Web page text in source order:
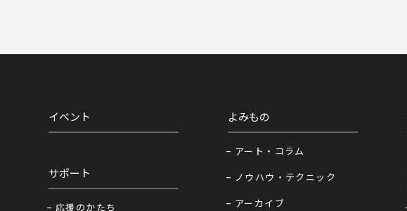
イベント
サポート
応援のかたち
よみもの
アート・コラム
ノウハウ・テクニック
アーカイブ